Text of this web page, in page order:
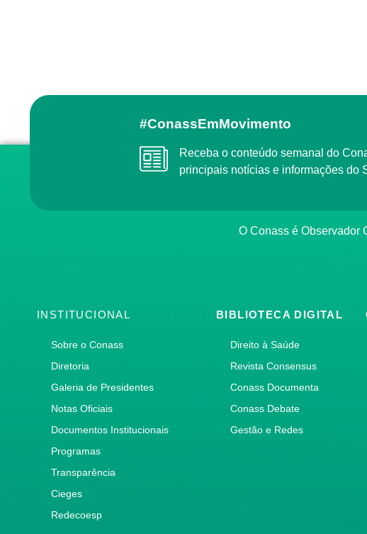
#ConassEmMovimento
Receba o conteúdo semanal do Conass com as
principais notícias e informações do
O Conass é
INSTITUCIONAL
Sobre o Conass
Diretoria
Galeria de Presidentes
Notas Oficiais
Documentos Institucionais
Programas
Transparência
Cieges
Redecoesp
BIBLIOTECA DIGITAL
Direito à Saúde
Revista Consensus
Conass Documenta
Conass Debate
Gestão e Redes